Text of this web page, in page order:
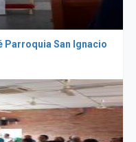
Parroquia San Ignacio